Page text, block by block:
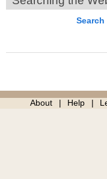
About Help